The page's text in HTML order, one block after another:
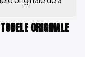
ORIGINALE